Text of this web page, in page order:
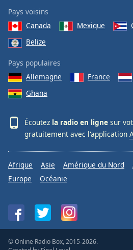
Pays voisins
Canada
Mexique
Belize
Pays populaires
Allemagne
France
Ghana
Écoutez la radio en ligne sur
gratuitement avec l'application
Afrique Asie Amérique du Nord
Europe
Océanie
© Online Radio Box, 2015-2026.